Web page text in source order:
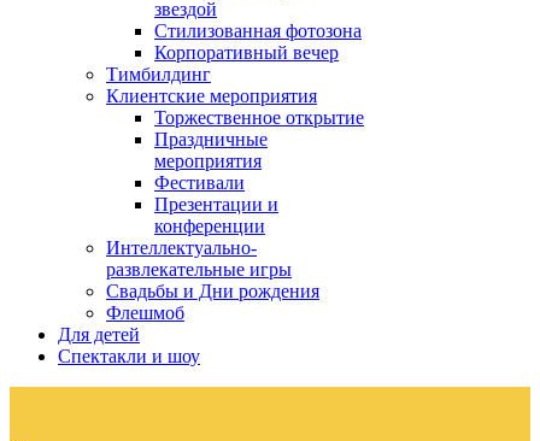
звездой
Стилизованная фотозона
Корпоративный вечер
Тимбилдинг
Клиентские мероприятия
Торжественное открытие
Праздничные
мероприятия
Фестивали
Презентации и
конференции
Интеллектуально-
развлекательные игры
Свадьбы и Дни рождения
Флешмоб
Для детей
Спектакли и шоу